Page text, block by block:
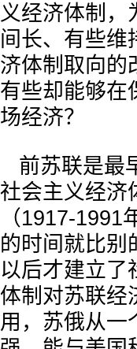
义经济体制，
间长、有些维
济体制取向的
有些却能够在
场经济？
前苏联是最
社会主义经济
（1917-
的时间就比别
以后才建立了
体制对苏联经
用，苏俄从一